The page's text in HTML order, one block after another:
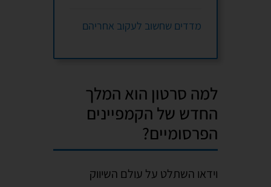
מדדים שחשוב לעקוב אחריהם
למה סרטון הוא המלך
החדש של הקמפיינים
הפרסומיים?
וידאו השתלט על עולם השיווק